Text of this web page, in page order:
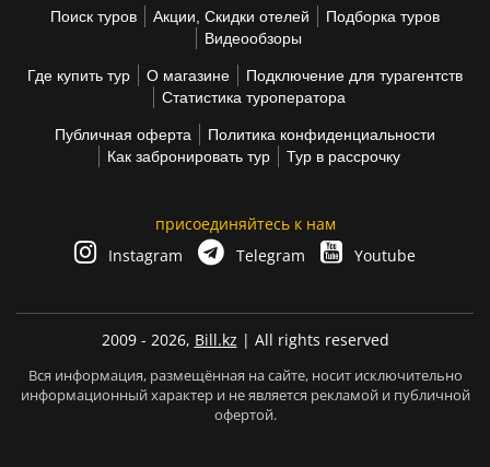
Поиск туров Акции, Скидки отелей
Подборка туров
Видеообзоры
Где купить тур О магазине
Подключение для турагентств
Статистика туроператора
Публичная оферта
Политика конфиденциальности
Как забронировать тур
Тур в рассрочку
присоединяйтесь к нам
Instagram
Telegram Youtube
2009 - 2026, Bill.kz | All rights reserved
Вся информация, размещённая на сайте, носит исключительно
информационный характер и не является рекламой и публичной
офертой.